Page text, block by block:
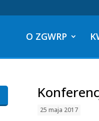
O ZGWRP
25 maja 2017